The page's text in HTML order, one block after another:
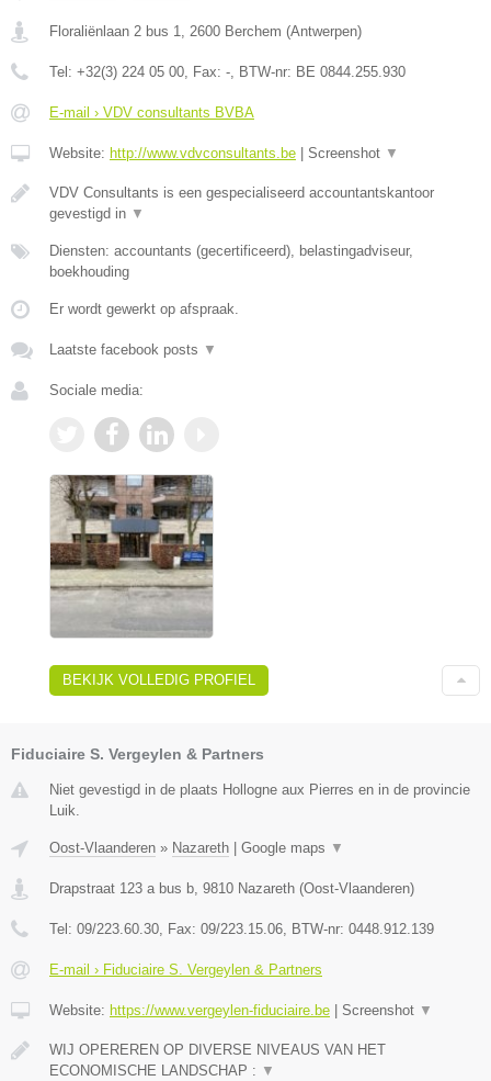
Floraliënlaan 2 bus 1 2600 Berchem (Antwerpen)
Tel: +32(3) 224 05 00 , Fax: - , BTW-nr: BE 0844.255.930
E-mail › VDV consultants BVBA
Website: http://www.vdvconsultants.be Screenshot ▼
VDV Consultants is een gespecialiseerd accountantskantoor
gevestigd in ▼
Diensten: accountants (gecertificeerd), belastingadviseur,
boekhouding
Er wordt gewerkt op afspraak.
Laatste facebook posts ▼
Sociale media:
BEKIJK VOLLEDIG PROFIEL
Fiduciaire S. Vergeylen & Partners
Niet gevestigd in de plaats Hollogne aux Pierres en in de provincie
Luik.
Oost-Vlaanderen » Nazareth Google maps ▼
Drapstraat 123 a bus b 9810 Nazareth (Oost-Vlaanderen)
Tel: 09/223.60.30 , Fax: 09/223.15.06 , BTW-nr: 0448.912.139
E-mail › Fiduciaire S. Vergeylen & Partners
Website: https://www.vergeylen-fiduciaire.be Screenshot ▼
WIJ OPEREREN OP DIVERSE NIVEAUS VAN HET
ECONOMISCHE LANDSCHAP : ▼